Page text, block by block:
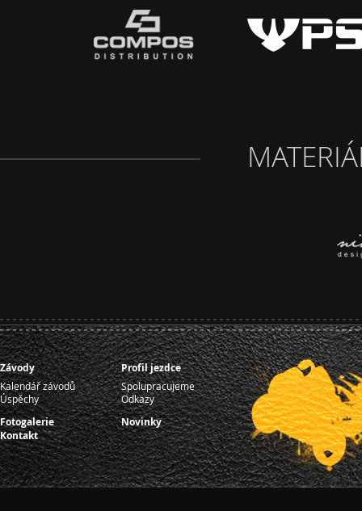
Závody
Kalendář závodů
Úspěchy
Fotogalerie
Kontakt
Profil jezdce
Spolupracujeme
Odkazy
Novinky